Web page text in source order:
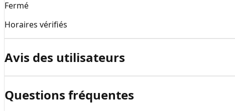
Fermé
Horaires vérifiés
Avis des utilisateurs
Questions fréquentes